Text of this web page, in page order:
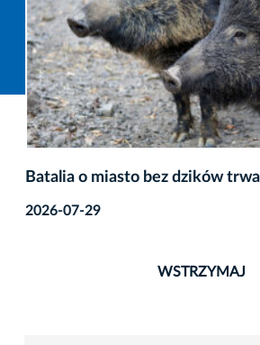
Batalia o miasto bez dzików trwa
2026-07-29
WSTRZYMAJ